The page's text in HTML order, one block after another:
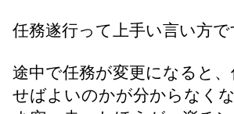
任務遂行って上手い言い方
途中で任務が変更になると
せばよいのかが分からなく